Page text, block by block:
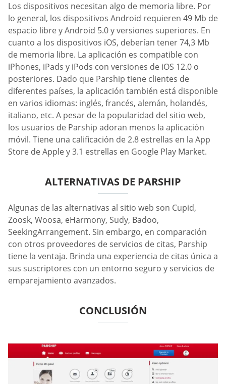
Los dispositivos necesitan algo de memoria libre. Por
lo general, los dispositivos Android requieren 49 Mb de
espacio libre y Android 5.0 y versiones superiores. En
cuanto a los dispositivos iOS, deberían tener 74,3 Mb
de memoria libre. La aplicación es compatible con
iPhones, iPads y iPods con versiones de iOS 12.0 o
posteriores. Dado que Parship tiene clientes de
diferentes países, la aplicación también está disponible
en varios idiomas: inglés, francés, alemán, holandés,
italiano, etc. A pesar de la popularidad del sitio web,
los usuarios de Parship adoran menos la aplicación
móvil. Tiene una calificación de 2.8 estrellas en la App
Store de Apple y 3.1 estrellas en Google Play Market.
ALTERNATIVAS DE PARSHIP
Algunas de las alternativas al sitio web son Cupid,
Zoosk, Woosa, eHarmony, Sudy, Badoo,
SeekingArrangement. Sin embargo, en comparación
con otros proveedores de servicios de citas, Parship
tiene la ventaja. Brinda una experiencia de citas única a
sus suscriptores con un entorno seguro y servicios de
emparejamiento avanzados.
CONCLUSIÓN